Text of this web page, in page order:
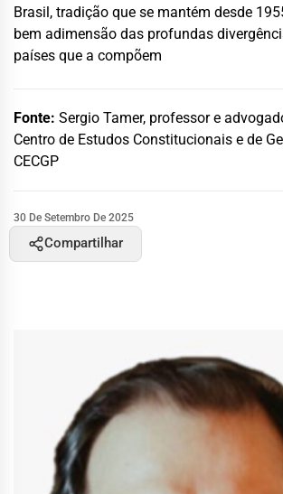
Brasil, tradição que se mantém desde
bem adimensão das profundas
países que a compõem
Fonte: Sergio Tamer, professor e
Centro de Estudos Constitucionais e de
CECGP
30 De Setembro De 2025
Compartilhar